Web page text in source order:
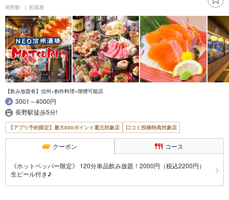
長野駅 居酒屋
【飲み放題有】信州×創作料理×喫煙可能店
3001～4000円
長野駅徒歩5分!
【アプリ予約限定】最大800ポイント還元対象店 口コミ投稿特典対象店
クーポン コース
《ホットペッパー限定》 120分単品飲み放題！2000円（税込2200円）
生ビール付き♪